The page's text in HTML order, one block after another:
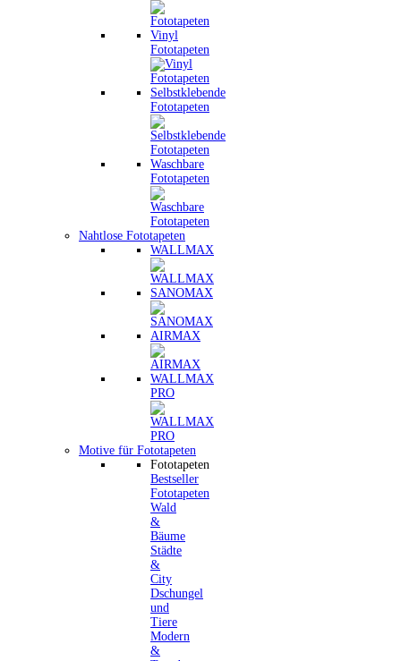
Vinyl
Fototapeten
Selbstklebende
Fototapeten
Waschbare
Fototapeten
Nahtlose Fototapeten
WALLMAX
SANOMAX
AIRMAX
WALLMAX
PRO
Motive für Fototapeten
Fototapeten
Bestseller
Fototapeten
Wald
&
Bäume
Städte
&
City
Dschungel
und
Tiere
Modern
&